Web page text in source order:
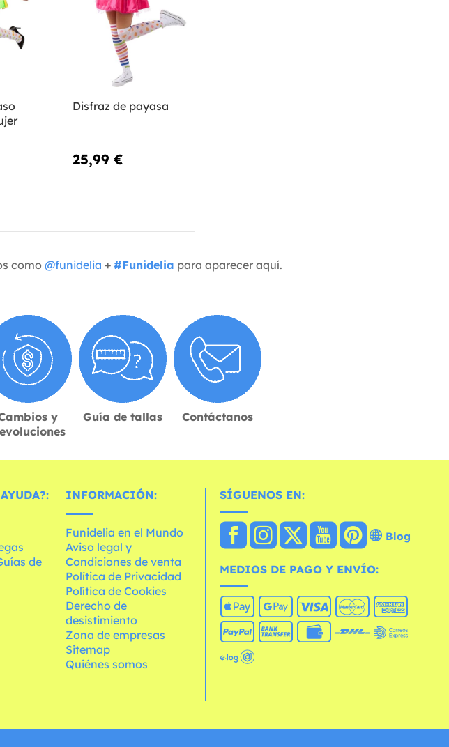
Disfraz de payasa
25,99 €
como @funidelia + #Funidelia para aparecer aquí.
y
Guía de tallas Contáctanos
de
INFORMACIÓN:
Funidelia en el Mundo
Aviso legal y
Condiciones de venta
Política de Privacidad
Política de Cookies
Derecho de
desistimiento
Zona de empresas
Sitemap
Quiénes somos
SÍGUENOS EN:
Blog
MEDIOS DE PAGO Y ENVÍO: